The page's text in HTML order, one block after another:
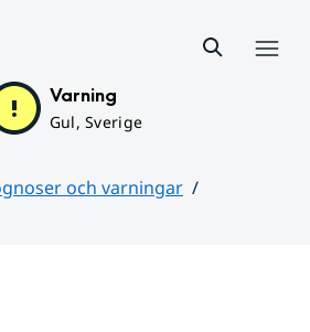
Varning
Gul, Sverige
och varningar